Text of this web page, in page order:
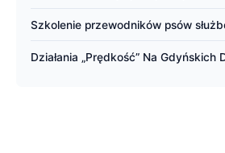
Szkolenie przewodników psów
Działania „Prędkość” Na Gdyńskich